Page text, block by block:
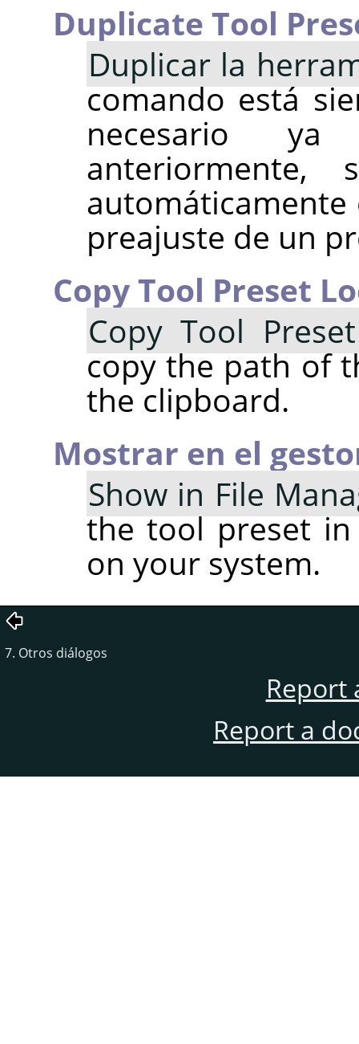
Duplicate Tool
Duplicar la
comando está
necesario
preajuste de un
Copy Tool Preset
Copy Tool
copy the path of
the clipboard.
Mostrar en el
Show in File
the tool preset
on your system.
7. Otros diálogos
Report
Report a